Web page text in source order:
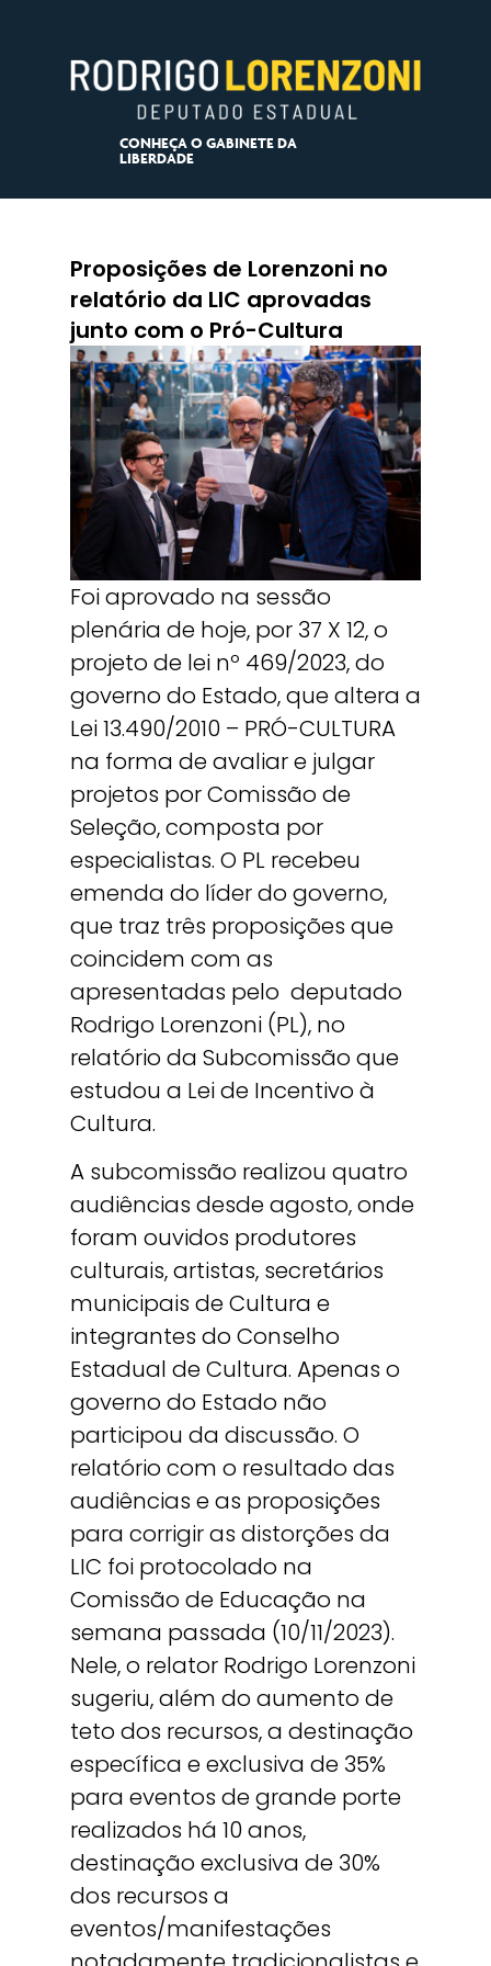
CONHEÇA O GABINETE DA
LIBERDADE
Proposições de Lorenzoni no
relatório da LIC aprovadas
junto com o Pró-Cultura
Foi aprovado na sessão
plenária de hoje, por 37 X 12, o
projeto de lei nº 469/2023, do
governo do Estado, que altera a
Lei 13.490/2010 – PRÓ-CULTURA
na forma de avaliar e julgar
projetos por Comissão de
Seleção, composta por
especialistas. O PL recebeu
emenda do líder do governo,
que traz três proposições que
coincidem com as
apresentadas pelo deputado
Rodrigo Lorenzoni (PL), no
relatório da Subcomissão que
estudou a Lei de Incentivo à
Cultura.
A subcomissão realizou quatro
audiências desde agosto, onde
foram ouvidos produtores
culturais, artistas, secretários
municipais de Cultura e
integrantes do Conselho
Estadual de Cultura. Apenas o
governo do Estado não
participou da discussão. O
relatório com o resultado das
audiências e as proposições
para corrigir as distorções da
LIC foi protocolado na
Comissão de Educação na
semana passada (10/11/2023).
Nele, o relator Rodrigo Lorenzoni
sugeriu, além do aumento de
teto dos recursos, a destinação
específica e exclusiva de 35%
para eventos de grande porte
realizados há 10 anos,
destinação exclusiva de 30%
dos recursos a
eventos/manifestações